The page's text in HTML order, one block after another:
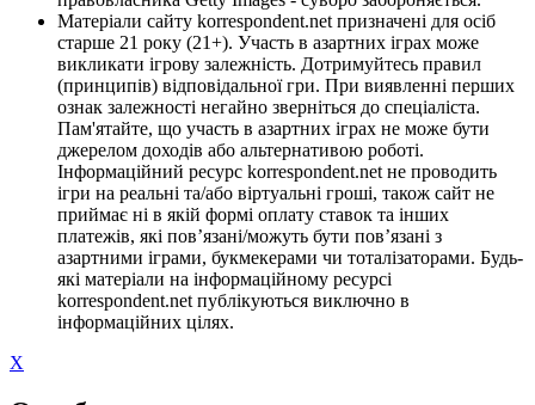
Матеріали сайту korrespondent.net призначені для осіб
старше 21 року (21+). Участь в азартних іграх може
викликати ігрову залежність. Дотримуйтесь правил
(принципів) відповідальної гри. При виявленні перших
ознак залежності негайно зверніться до спеціаліста.
Пам'ятайте, що участь в азартних іграх не може бути
джерелом доходів або альтернативою роботі.
Інформаційний ресурс korrespondent.net не проводить
ігри на реальні та/або віртуальні гроші, також сайт не
приймає ні в якій формі оплату ставок та інших
платежів, які пов’язані/можуть бути пов’язані з
азартними іграми, букмекерами чи тоталізаторами. Будь-
які матеріали на інформаційному ресурсі
korrespondent.net публікуються виключно в
інформаційних цілях.
X